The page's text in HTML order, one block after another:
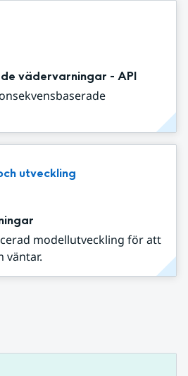
vädervarningar - API
utveckling
modellutveckling för att
väntar.